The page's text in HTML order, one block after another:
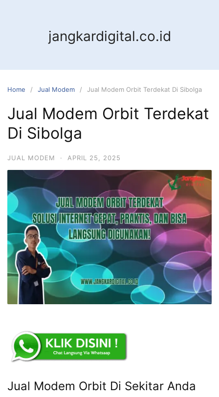
jangkardigital.co.id
Home Jual Modem Jual Modem Orbit Terdekat Di Sibolga
Jual Modem Orbit Terdekat
Di Sibolga
JUAL MODEM · APRIL 25, 2025
Jual Modem Orbit Di Sekitar Anda